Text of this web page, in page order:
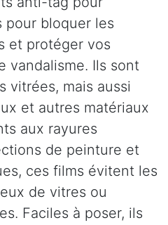
pour bloquer les
et protéger vos
vandalisme. Ils sont
vitrées, mais aussi
et autres matériaux
aux rayures
de peinture et
ces films évitent les
de vitres ou
Faciles à poser, ils